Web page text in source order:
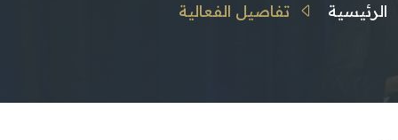
الرئيسية تفاصيل الفعالية